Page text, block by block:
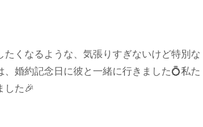
くなるような、気張りすぎないけど特別な
婚約記念日に彼と一緒に行きました💍私た
した🎉